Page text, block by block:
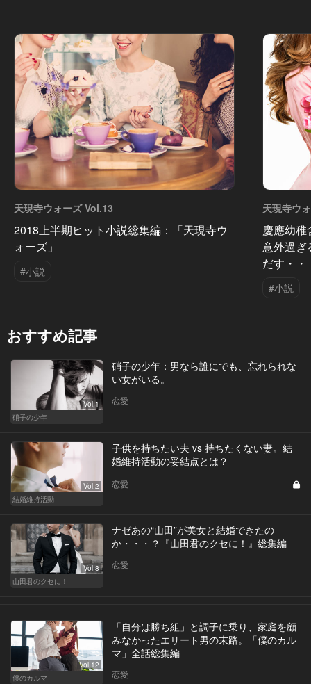
天現寺ウォーズ Vol.13
2018上半期ヒット小説総集編：「天現寺ウ
ォーズ」
#小説
天現寺ウ
慶應幼
意外過ぎ
だす・・
#小説
おすすめ記事
Vol.1
硝子の少年
硝子の少年：男なら誰にでも、忘れられな
い女がいる。
恋愛
Vol.2
結婚維持活動
子供を持ちたい夫 vs 持ちたくない妻。結
婚維持活動の妥結点とは？
恋愛
Vol.8
山田君のクセに！
ナゼあの“山田”が美女と結婚できたの
か・・・？『山田君のクセに！』総集編
恋愛
Vol.12
僕のカルマ
「自分は勝ち組」と調子に乗り、家庭を顧
みなかったエリート男の末路。「僕のカル
マ」全話総集編
恋愛